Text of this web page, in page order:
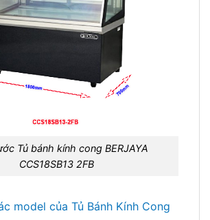
Tủ bánh kính cong BERJAYA
CCS18SB13 2FB
model của Tủ Bánh Kính Cong